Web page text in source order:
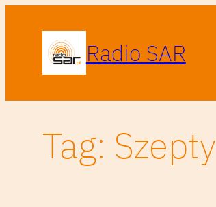
Radio SAR
Tag: Szepty